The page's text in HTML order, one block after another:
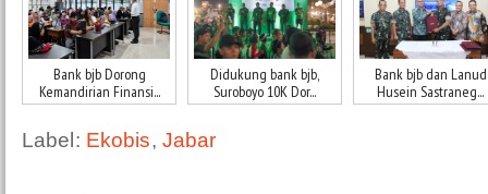
Bank bjb Dorong
Kemandirian Finansi...
Didukung bank bjb,
Suroboyo 10K Dor...
Bank bjb dan Lanud
Husein Sastraneg...
Label: Ekobis, Jabar